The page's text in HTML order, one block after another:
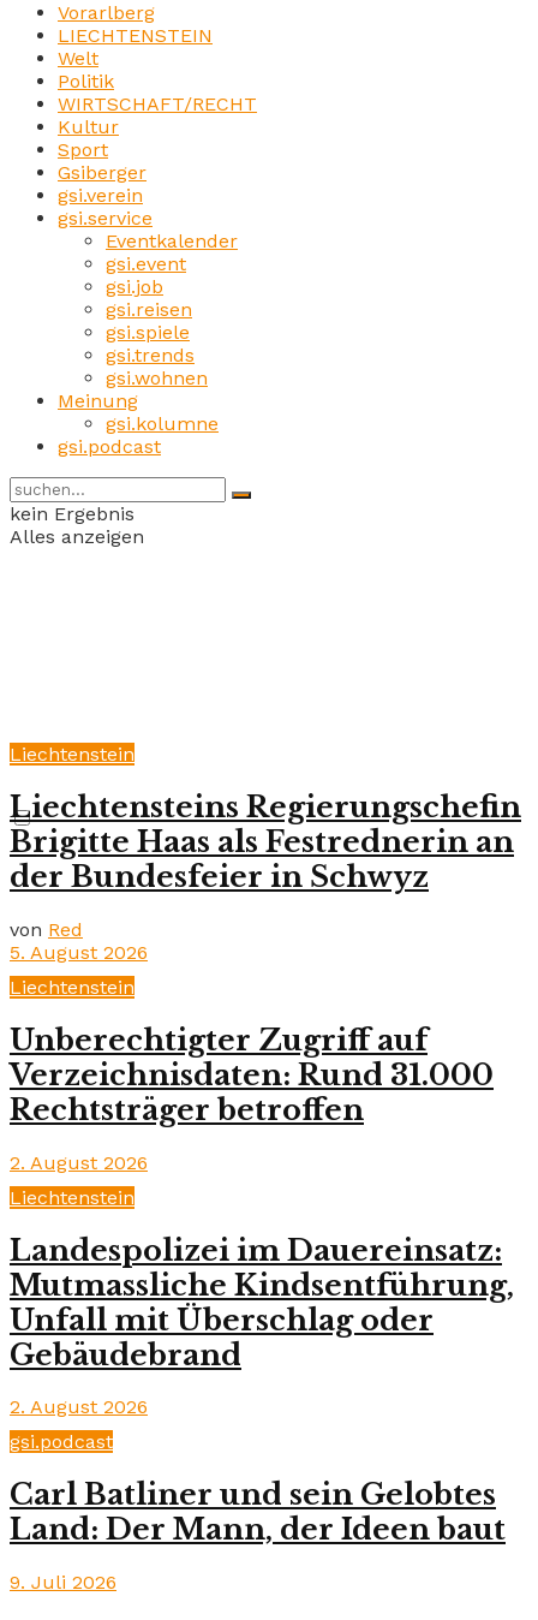
Vorarlberg
LIECHTENSTEIN
Welt
Politik
WIRTSCHAFT/RECHT
Kultur
Sport
Gsiberger
gsi.verein
gsi.service
Eventkalender
gsi.event
gsi.job
gsi.reisen
gsi.spiele
gsi.trends
gsi.wohnen
Meinung
gsi.kolumne
gsi.podcast
kein Ergebnis
Alles anzeigen
Liechtenstein
Liechtensteins Regierungschefin
Brigitte Haas als Festrednerin an
der Bundesfeier in Schwyz
von Red
5. August 2026
Liechtenstein
Unberechtigter Zugriff auf
Verzeichnisdaten: Rund 31.000
Rechtsträger betroffen
2. August 2026
Liechtenstein
Landespolizei im Dauereinsatz:
Mutmassliche Kindsentführung,
Unfall mit Überschlag oder
Gebäudebrand
2. August 2026
gsi.podcast
Carl Batliner und sein Gelobtes
Land: Der Mann, der Ideen baut
9. Juli 2026